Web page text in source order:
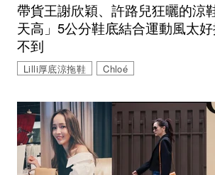
帶貨王謝欣穎、許路兒狂曬的涼
天高」5公分鞋底結合運動風太
不到
Lilli厚底涼拖鞋 Chloé